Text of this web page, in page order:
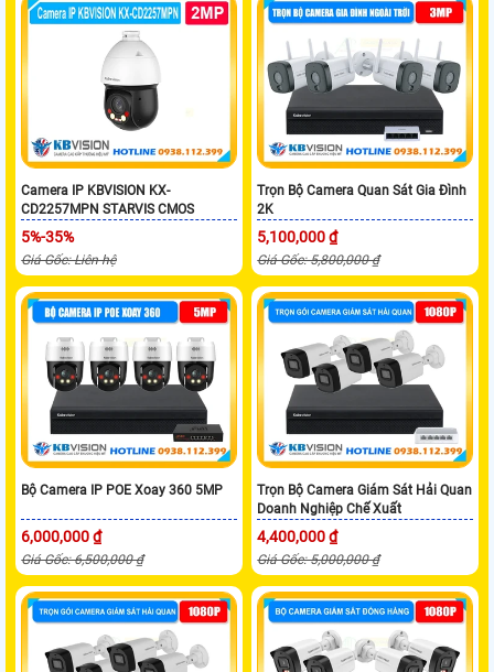
Camera IP KBVISION KX-
CD2257MPN STARVIS CMOS
5%-35%
Giá Gốc: Liên hệ
Trọn Bộ Camera Quan Sát Gia Đình
2K
5,100,000 ₫
Giá Gốc: 5,800,000 ₫
Bộ Camera IP POE Xoay 360 5MP
6,000,000 ₫
Giá Gốc: 6,500,000 ₫
Trọn Bộ Camera Giám Sát Hải Quan
Doanh Nghiệp Chế Xuất
4,400,000 ₫
Giá Gốc: 5,000,000 ₫